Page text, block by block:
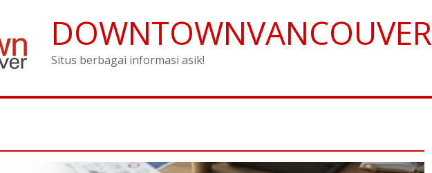
DOWNTOWNVANCOUVER
Situs berbagai informasi asik!